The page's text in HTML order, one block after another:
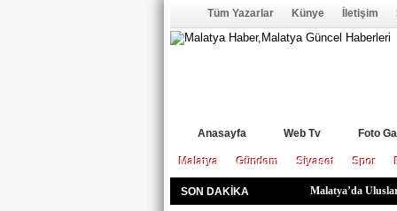
Tüm Yazarlar Künye İletişim
Anasayfa Web Tv Foto
Malatya Gündem Siyaset Spor
SON DAKİKA Malatya’da